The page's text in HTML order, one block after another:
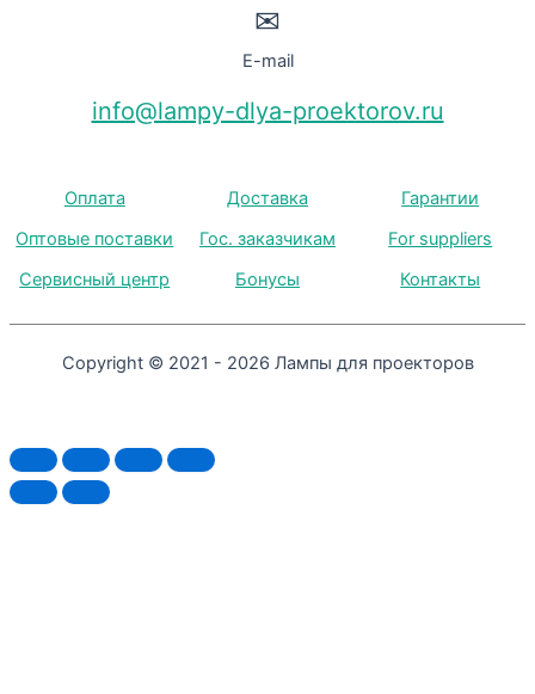
✉
E-mail
info@lampy-dlya-proektorov.ru
Оплата Доставка
Гарантии
Оптовые поставки
Гос. заказчикам
For suppliers
Сервисный центр
Бонусы Контакты
Copyright © 2021 - 2026 Лампы для проекторов